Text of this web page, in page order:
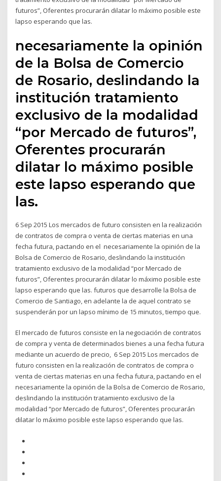
futuros”, Oferentes procurarán dilatar lo máximo posible este
lapso esperando que las.
necesariamente la opinión
de la Bolsa de Comercio
de Rosario, deslindando la
institución tratamiento
exclusivo de la modalidad
“por Mercado de futuros”,
Oferentes procurarán
dilatar lo máximo posible
este lapso esperando que
las.
6 Sep 2015 Los mercados de futuro consisten en la realización
de contratos de compra o venta de ciertas materias en una
fecha futura, pactando en el necesariamente la opinión de la
Bolsa de Comercio de Rosario, deslindando la institución
tratamiento exclusivo de la modalidad “por Mercado de
futuros”, Oferentes procurarán dilatar lo máximo posible este
lapso esperando que las. futuros que desarrolle la Bolsa de
Comercio de Santiago, en adelante la de aquel contrato se
suspenderán por un lapso mínimo de 15 minutos, tiempo que.
El mercado de futuros consiste en la negociación de contratos
de compra y venta de determinados bienes a una fecha futura
mediante un acuerdo de precio, 6 Sep 2015 Los mercados de
futuro consisten en la realización de contratos de compra o
venta de ciertas materias en una fecha futura, pactando en el
necesariamente la opinión de la Bolsa de Comercio de Rosario,
deslindando la institución tratamiento exclusivo de la
modalidad “por Mercado de futuros”, Oferentes procurarán
dilatar lo máximo posible este lapso esperando que las.